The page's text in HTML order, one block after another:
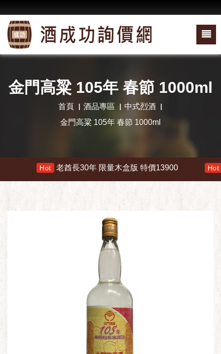
金門高粱 105年 春節 1000ml
首頁 酒品專區
中式烈酒
金門高粱 105年 春節 1000ml
老酋長30年 限量木盒版 特價13900 響